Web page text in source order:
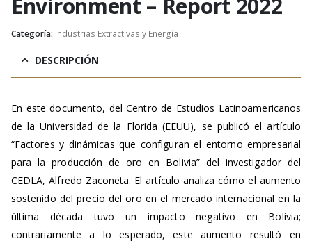
Environment – Report 2022
Categoría: Industrias Extractivas y Energía
DESCRIPCIÓN
En este documento, del Centro de Estudios Latinoamericanos
de la Universidad de la Florida (EEUU), se publicó el artículo
“Factores y dinámicas que configuran el entorno empresarial
para la producción de oro en Bolivia” del investigador del
CEDLA, Alfredo Zaconeta. El artículo analiza cómo el aumento
sostenido del precio del oro en el mercado internacional en la
última década tuvo un impacto negativo en Bolivia;
contrariamente a lo esperado, este aumento resultó en